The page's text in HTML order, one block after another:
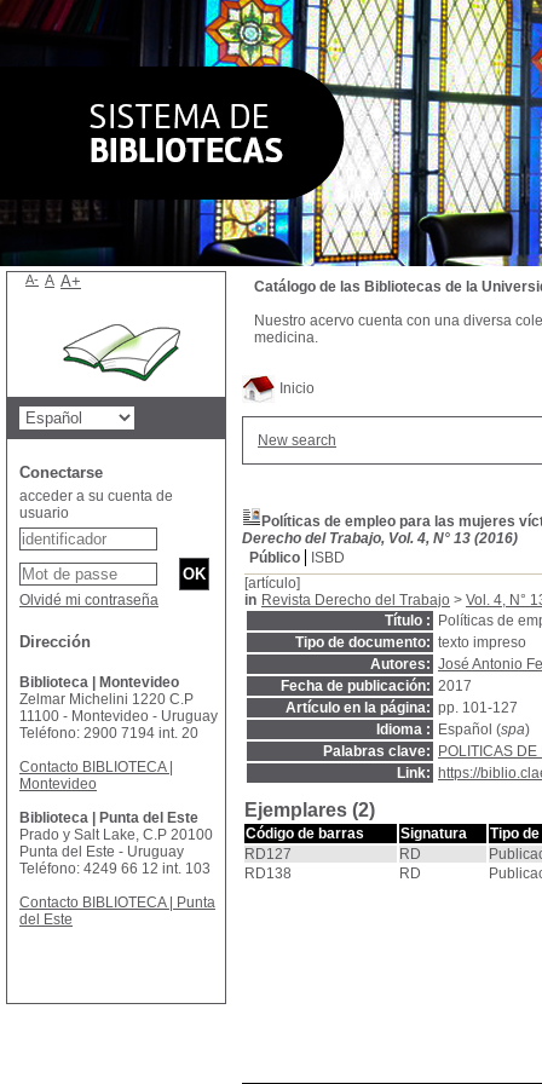
Inicio
New search
Políticas de empleo para las mujeres
Derecho del Trabajo, Vol. 4, N° 13 (2016)
Público
ISBD
[artículo]
in Revista Derecho del Trabajo > Vol. 4, N°
Título :
Políticas de
Tipo de documento: texto impreso
Autores: José Antonio
Fecha de publicación: 2017
Artículo en la página: pp. 101-127
Idioma :
Español (spa)
Palabras clave:
POLITICAS DE
Link:
https://
Ejemplares (2)
Código de barras Signatura
Tipo
RD127
RD
RD138
RD
Catálogo de las Bibliotecas de la
Nuestro acervo cuenta con una diversa
medicina.
A- A A+
Conectarse
acceder a su cuenta de
usuario
Olvidé mi contraseña
Dirección
Biblioteca | Montevideo
Zelmar Michelini 1220 C.P
11100 - Montevideo - Uruguay
Teléfono: 2900 7194 int. 20
Contacto BIBLIOTECA |
Montevideo
Biblioteca | Punta del Este
Prado y Salt Lake, C.P 20100
Punta del Este - Uruguay
Teléfono: 4249 66 12 int. 103
Contacto BIBLIOTECA | Punta
del Este